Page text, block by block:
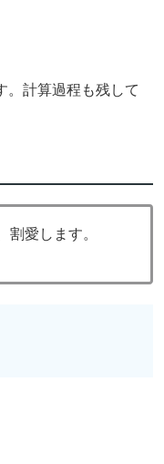
。計算過程も残して
愛します。